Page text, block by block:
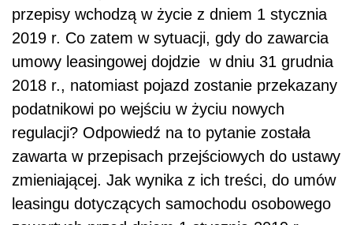
przepisy wchodzą w życie z dniem 1 stycznia
2019 r. Co zatem w sytuacji, gdy do zawarcia
umowy leasingowej dojdzie w dniu 31 grudnia
2018 r., natomiast pojazd zostanie przekazany
podatnikowi po wejściu w życiu nowych
regulacji? Odpowiedź na to pytanie została
zawarta w przepisach przejściowych do ustawy
zmieniającej. Jak wynika z ich treści, do umów
leasingu dotyczących samochodu osobowego